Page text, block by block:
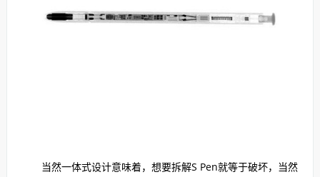
当然一体式设计意味着，想要拆解S Pen就等于破坏，当然